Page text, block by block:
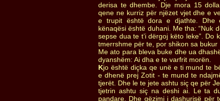
derisa te dhembe. Dje mora 15
qene ne kurriz për njëzet vjet dhe e
e trupit është dora e djathte.
kënaqësi është duhani. Me tha: “Nuk
sepse dua te t’i dërgoj këto leke”. Do
tmerrshme për te, por shikon sa
Me ato para bleva buke dhe ua
dyanshëm: Ai dha e te varfrit morën.
Kjo është diçka qe unë e ti mund te
e dhenë prej Zotit - te mund te
tjerët. Dhe le te jete ashtu siç qe për
tjetrin ashtu siç na deshi ai. Le ta
pandare. Dhe gëzimi i dashurisë për